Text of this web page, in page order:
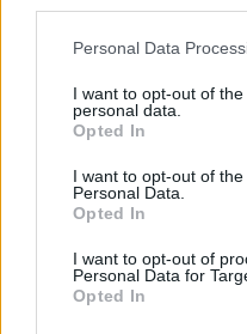
Please note that this
not limited to your visit or
grant or deny consent to
use your data for below
consent section.
Personal Data
I want to opt-out of
personal data.
Opted In
I want to opt-out of
Personal Data.
Opted In
I want to opt-out of
Personal Data for
Opted In
AzÉn leszekcímű
ban a Tessék